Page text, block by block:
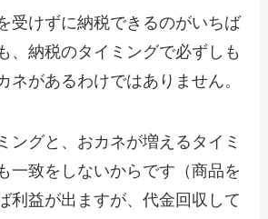
受けずに納税できるのがいちば
、納税のタイミングで必ずしも
ネがあるわけではありません。
ングと、おカネが増えるタイミ
一致をしないからです（商品を
利益が出ますが、代金回収して